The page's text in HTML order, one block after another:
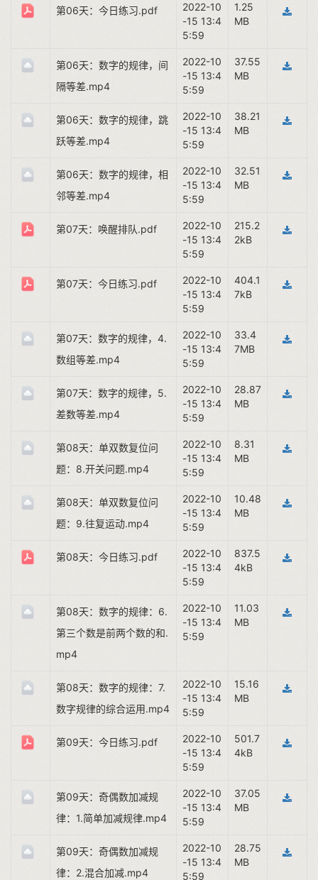
第06天：今日练习.pdf
2022-10
-15 13:4
5:59
1.25
MB
第06天：数字的规律，间
隔等差.mp4
2022-10
-15 13:4
5:59
37.55
MB
第06天：数字的规律，跳
跃等差.mp4
2022-10
-15 13:4
5:59
38.21
MB
第06天：数字的规律，相
邻等差.mp4
2022-10
-15 13:4
5:59
32.51
MB
第07天：唤醒排队.pdf
2022-10
-15 13:4
5:59
215.2
2kB
第07天：今日练习.pdf
2022-10
-15 13:4
5:59
404.1
7kB
第07天：数字的规律，4.
数组等差.mp4
2022-10
-15 13:4
5:59
33.4
7MB
第07天：数字的规律，5.
差数等差.mp4
2022-10
-15 13:4
5:59
28.87
MB
第08天：单双数复位问
题：8.开关问题.mp4
2022-10
-15 13:4
5:59
8.31
MB
第08天：单双数复位问
题：9.往复运动.mp4
2022-10
-15 13:4
5:59
10.48
MB
第08天：今日练习.pdf
2022-10
-15 13:4
5:59
837.5
4kB
第08天：数字的规律：6.
第三个数是前两个数的和.
mp4
2022-10
-15 13:4
5:59
11.03
MB
第08天：数字的规律：7.
数字规律的综合运用.mp4
2022-10
-15 13:4
5:59
15.16
MB
第09天：今日练习.pdf
2022-10
-15 13:4
5:59
501.7
4kB
第09天：奇偶数加减规
律：1.简单加减规律.mp4
2022-10
-15 13:4
5:59
37.05
MB
第09天：奇偶数加减规
律：2.混合加减.mp4
2022-10
-15 13:4
5:59
28.75
MB